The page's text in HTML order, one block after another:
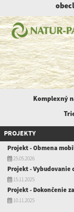
Komplexný
PROJEKTY
Projekt - Obmena
25.05.2026
Projekt - Vybudovanie
15.11.2025
Projekt - Dokončenie
10.11.2025